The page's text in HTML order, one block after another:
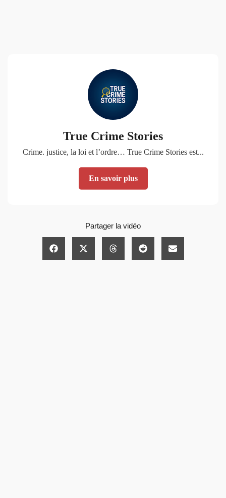
True Crime Stories
Crime. justice, la loi et l’ordre… True Crime Stories est...
En savoir plus
Partager la vidéo